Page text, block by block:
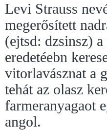
Levi Strauss
megerősített
(ejtsd: dzsinsz) a
eredetéebn
vitorlavásznat a
tehát az olasz
farmeranyagaot
angol.